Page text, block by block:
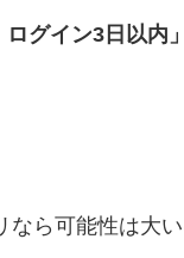
ログイン3日以内
ら可能性は大い